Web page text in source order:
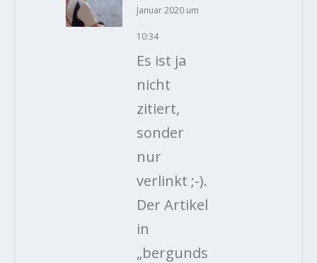
Januar 2020 um
10:34
Es ist ja
nicht
zitiert,
sonder
nur
verlinkt ;-).
Der Artikel
in
„bergunds